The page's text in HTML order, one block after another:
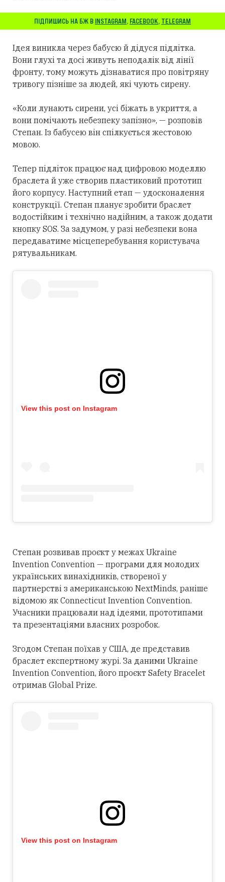
ПІДПИШИСЬ НА БЖ В INSTAGRAM, FACEBOOK, TELEGRAM
Ідея виникла через бабусю й дідуся підлітка.
Вони глухі та досі живуть неподалік від лінії
фронту, тому можуть дізнаватися про повітряну
тривогу пізніше за людей, які чують сирену.
«Коли лунають сирени, усі біжать в укриття, а
вони помічають небезпеку запізно», — розповів
Степан. Із бабусею він спілкується жестовою
мовою.
Тепер підліток працює над цифровою моделлю
браслета й уже створив пластиковий прототип
його корпусу. Наступний етап — удосконалення
конструкції. Степан планує зробити браслет
водостійким і технічно надійним, а також додати
кнопку SOS. За задумом, у разі небезпеки вона
передаватиме місцеперебування користувача
рятувальникам.
View this post on Instagram
Степан розвивав проєкт у межах Ukraine
Invention Convention — програми для молодих
українських винахідників, створеної у
партнерстві з американською NextMinds, раніше
відомою як Connecticut Invention Convention.
Учасники працювали над ідеями, прототипами
та презентаціями власних розробок.
Згодом Степан поїхав у США, де представив
браслет експертному журі. За даними Ukraine
Invention Convention, його проєкт Safety Bracelet
отримав Global Prize.
View this post on Instagram